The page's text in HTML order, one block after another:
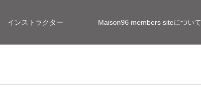
インストラクター Maison96 members siteについて